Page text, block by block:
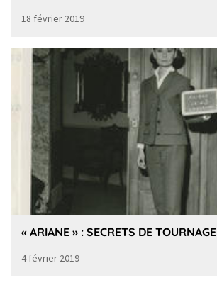
18 février 2019
« ARIANE » : SECRETS DE TOURNAGE
4 février 2019